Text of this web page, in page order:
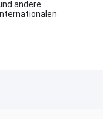
andere